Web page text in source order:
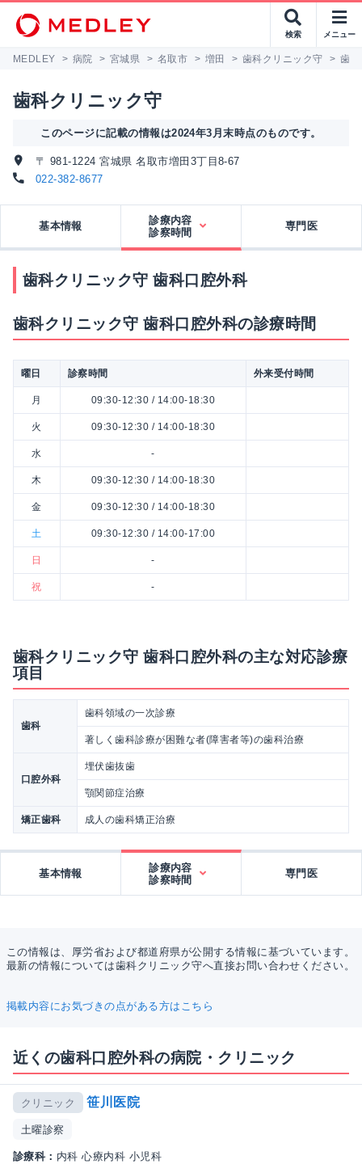
検索 メニュー
MEDLEY > 病院 > 宮城県 > 名取市 > 増田 > 歯科クリニック守 > 歯
歯科クリニック守
このページに記載の情報は2024年3月末時点のものです。
〒 981-1224 宮城県 名取市増田3丁目8-67
022-382-8677
基本情報
診療内容
診察時間
専門医
歯科クリニック守 歯科口腔外科
歯科クリニック守 歯科口腔外科の診療時間
曜日 診察時間 外来受付時間
月 09:30-12:30 / 14:00-18:30
火 09:30-12:30 / 14:00-18:30
水 -
木 09:30-12:30 / 14:00-18:30
金 09:30-12:30 / 14:00-18:30
土 09:30-12:30 / 14:00-17:00
日 -
祝 -
歯科クリニック守 歯科口腔外科の主な対応診療
項目
歯科
歯科領域の一次診療
著しく歯科診療が困難な者(障害者等)の歯科治療
口腔外科
埋伏歯抜歯
顎関節症治療
矯正歯科 成人の歯科矯正治療
基本情報
診療内容
診察時間
専門医
この情報は、厚労省および都道府県が公開する情報に基づいています。
最新の情報については歯科クリニック守へ直接お問い合わせください。
掲載内容にお気づきの点がある方はこちら
近くの歯科口腔外科の病院・クリニック
クリニック 笹川医院
土曜診察
診療科： 内科 心療内科 小児科